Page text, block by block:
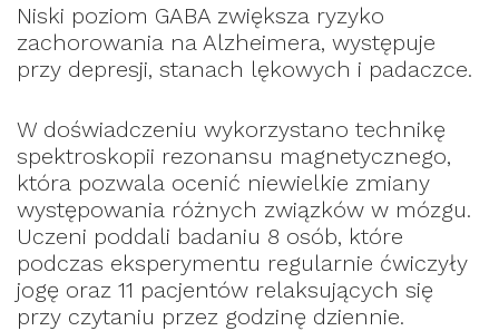
Niski poziom GABA zwiększa ryzyko
zachorowania na Alzheimera, występuje
przy depresji, stanach lękowych i padaczce.
W doświadczeniu wykorzystano technikę
spektroskopii rezonansu magnetycznego,
która pozwala ocenić niewielkie zmiany
występowania różnych związków w mózgu.
Uczeni poddali badaniu 8 osób, które
podczas eksperymentu regularnie ćwiczyły
jogę oraz 11 pacjentów relaksujących się
przy czytaniu przez godzinę dziennie.